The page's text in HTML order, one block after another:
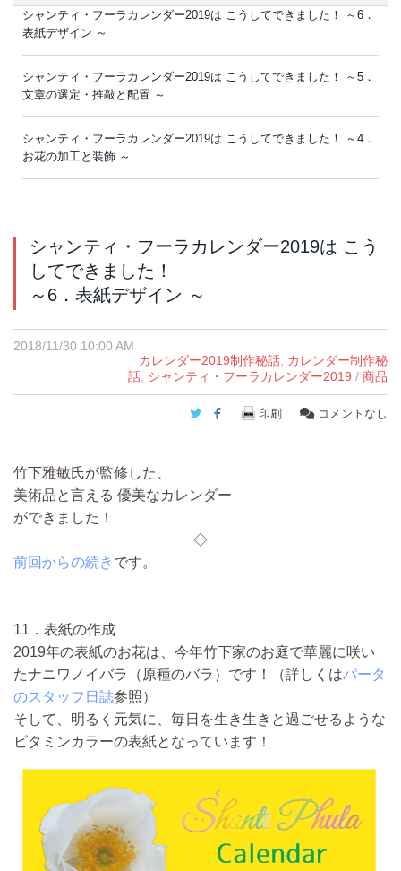
シャンティ・フーラカレンダー2019は こうしてできました！ ～6．
表紙デザイン ～
シャンティ・フーラカレンダー2019は こうしてできました！ ～5．
文章の選定・推敲と配置 ～
シャンティ・フーラカレンダー2019は こうしてできました！ ～4．
お花の加工と装飾 ～
シャンティ・フーラカレンダー2019は こう
してできました！
～6．表紙デザイン ～
2018/11/30 10:00 AM
カレンダー2019制作秘話 カレンダー制作秘
話 シャンティ・フーラカレンダー2019 / 商品
Twitter
Facebook
印刷 コメントなし
竹下雅敏氏が監修した、
美術品と言える 優美なカレンダー
ができました！
◇
前回からの続き です。
11．表紙の作成
2019年の表紙のお花は、今年竹下家のお庭で華麗に咲い
たナニワノイバラ（原種のバラ）です！
（詳しくはパータ
のスタッフ日誌参照）
そして、明るく元気に、毎日を生き生きと過ごせるような
ビタミンカラーの表紙となっています！